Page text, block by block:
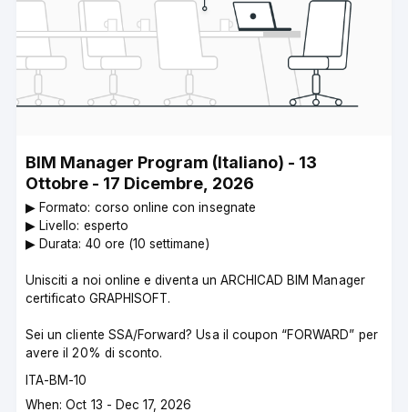
BIM Manager Program (Italiano) - 13
Ottobre - 17 Dicembre, 2026
▶︎ Formato: corso online con insegnate
▶︎ Livello: esperto
▶︎ Durata: 40 ore (10 settimane)
Unisciti a noi online e diventa un ARCHICAD BIM Manager
certificato GRAPHISOFT.
Sei un cliente SSA/Forward? Usa il coupon “FORWARD” per
avere il 20% di sconto.
Course
code
ITA-BM-10
Course
When: Oct 13 - Dec 17, 2026